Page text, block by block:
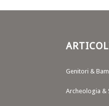
Genitori &
Archeologia &